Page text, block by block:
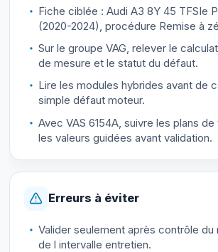
Fiche ciblée : Audi A3 8Y 45 TFSIe
(2020-2024), procédure Remise à
Sur le groupe VAG, relever le
de mesure et le statut du défaut.
Lire les modules hybrides avant de
simple défaut moteur.
Avec VAS 6154A, suivre les plans
les valeurs guidées avant validation.
Erreurs à éviter
Valider seulement après contrôle du
de l intervalle entretien.